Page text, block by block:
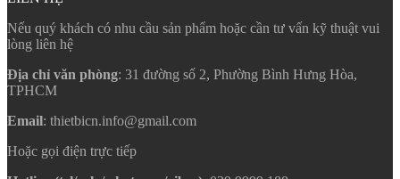
Nếu quý khách có nhu cầu sản phẩm hoặc cần tư vấn kỹ thuật vui
lòng liên hệ
Địa chỉ văn phòng: 31 đường số 2, Phường Bình Hưng Hòa,
TPHCM
Email: thietbicn.info@gmail.com
Hoặc gọi điện trực tiếp